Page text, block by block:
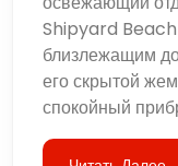
Shipyard Beach
близлежащим
его скрытой
спокойный